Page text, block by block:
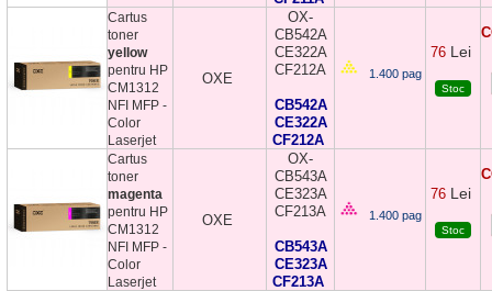
Cartus
toner
yellow
pentru HP
CM1312
NFI MFP -
Color
Laserjet
OXE
OX-
CB542A
CE322A
CF212A
CB542A
CE322A
CF212A
1.400 pag
76 Lei
Stoc
Cartus
toner
magenta
pentru HP
CM1312
NFI MFP -
Color
Laserjet
OXE
OX-
CB543A
CE323A
CF213A
CB543A
CE323A
CF213A
1.400 pag
76 Lei
Stoc